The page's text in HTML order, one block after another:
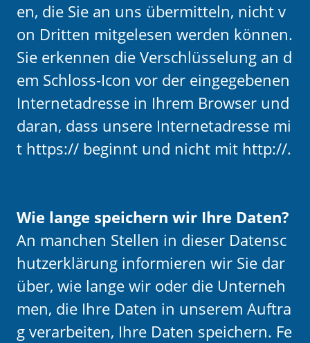
en, die Sie an uns übermitteln, nicht v
on Dritten mitgelesen werden können.
Sie erkennen die Verschlüsselung an d
em Schloss-Icon vor der eingegebenen
Internetadresse in Ihrem Browser und
daran, dass unsere Internetadresse mi
t https:// beginnt und nicht mit http://.
Wie lange speichern wir Ihre Daten?
An manchen Stellen in dieser Datensc
hutzerklärung informieren wir Sie dar
über, wie lange wir oder die Unterneh
men, die Ihre Daten in unserem Auftra
g verarbeiten, Ihre Daten speichern. Fe